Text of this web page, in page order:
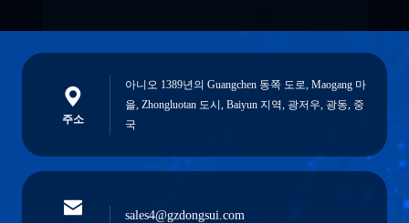
주소
아니오 1389년의 Guangchen 동쪽 도로, Maogang 마
을, Zhongluotan 도시, Baiyun 지역, 광저우, 광동, 중
국
sales4@gzdongsui.com